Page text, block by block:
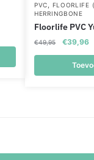
PVC, FLOORLIFE
HERRINGBONE
Floorlife PVC
€49,95
prijs
was:
€49,95.
€39,96